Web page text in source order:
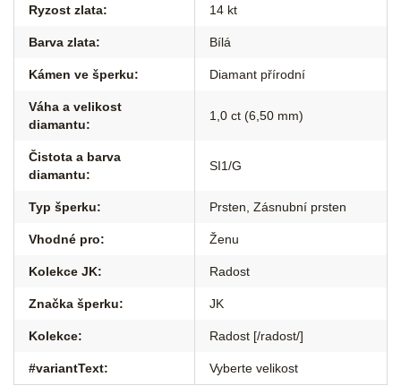
Ryzost zlata: 14 kt
Barva zlata: Bílá
Kámen ve šperku: Diamant přírodní
Váha a velikost
diamantu:
1,0 ct (6,50 mm)
Čistota a barva
diamantu:
SI1/G
Typ šperku: Prsten Zásnubní prsten
Vhodné pro: Ženu
Kolekce JK: Radost
Značka šperku: JK
Kolekce: Radost [/radost/]
#variantText: Vyberte velikost